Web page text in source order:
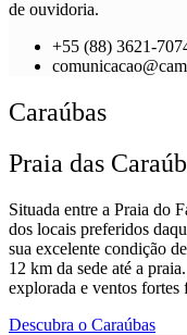
de ouvidoria.
+55 (88) 3621-
Caraúbas
Praia das
Situada entre a Praia do
dos locais preferidos
sua excelente condição
12 km da sede até a
explorada e ventos fortes
Descubra o Caraúbas